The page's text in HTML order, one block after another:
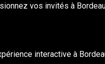
vos invités à
interactive à